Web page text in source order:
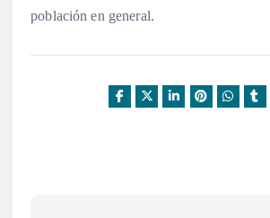
población en general.